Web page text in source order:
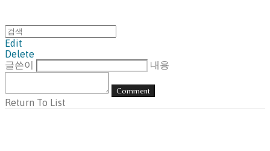
Edit
Delete
글쓴이
내용
Comment
Return To List